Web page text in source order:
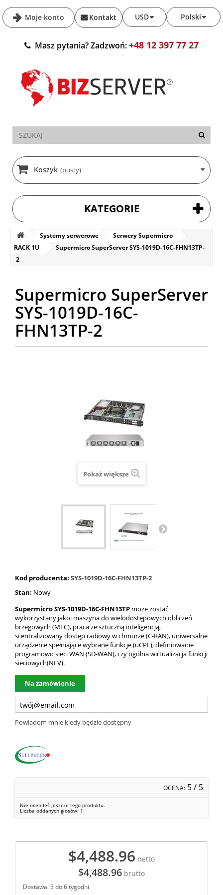
Moje konto Polski
USD
Kontakt
Masz pytania? Zadzwoń:+48 12 397 77 27
Koszyk (pusty)
KATEGORIE
Systemy serwerowe
Serwery Supermicro
RACK 1U
Supermicro SuperServer SYS-1019D-16C-FHN13TP-
2
Supermicro SuperServer
SYS-1019D-16C-
FHN13TP-2
Pokaż większe
Kod producenta: SYS-1019D-16C-FHN13TP-2
Stan: Nowy
Supermicro SYS-1019D-16C-FHN13TP może zostać
wykorzystany jako: maszyna do wielodostępowych obliczeń
brzegowych (MEC), praca ze sztuczną inteligencją,
scentralizowany dostęp radiowy w chmurze (C-RAN), uniwersalne
urządzenie spełniające wybrane funkcje (uCPE), definiowanie
programowo sieci WAN (SD-WAN), czy ogólna wirtualizacja funkcji
sieciowych(NFV).
Na zamówienie
Powiadom mnie kiedy będzie dostępny
OCENA: 5/ 5
Nie oceniłeś jeszcze tego produktu.
Liczba oddanych głosów: 1
$4,488.96 netto
$4,488.96 brutto
Dostawa: 3 do 6 tygodni